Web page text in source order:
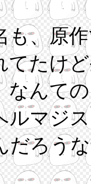
も、原
てたけ
なんて
ルマジ
だろう